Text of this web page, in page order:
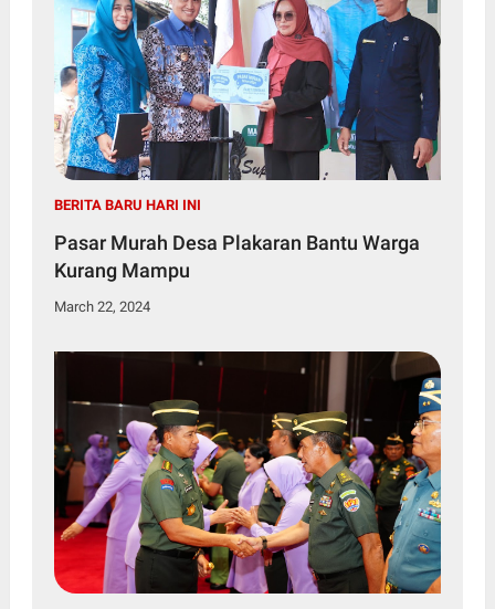
BERITA BARU HARI INI
Pasar Murah Desa Plakaran Bantu Warga
Kurang Mampu
March 22, 2024